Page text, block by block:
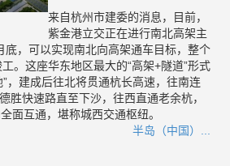
来自杭州市建委的消息，目前，
紫金港立交正在进行南北高架主
底，可以实现南北向高架通车目标，整个
。这座华东地区最大的“高架+隧道”形式
，建成后往北将贯通杭长高速，往南连
胜快速路直至下沙，往西直通老余杭，
面互通，堪称城西交通枢纽。
半岛（中国）...